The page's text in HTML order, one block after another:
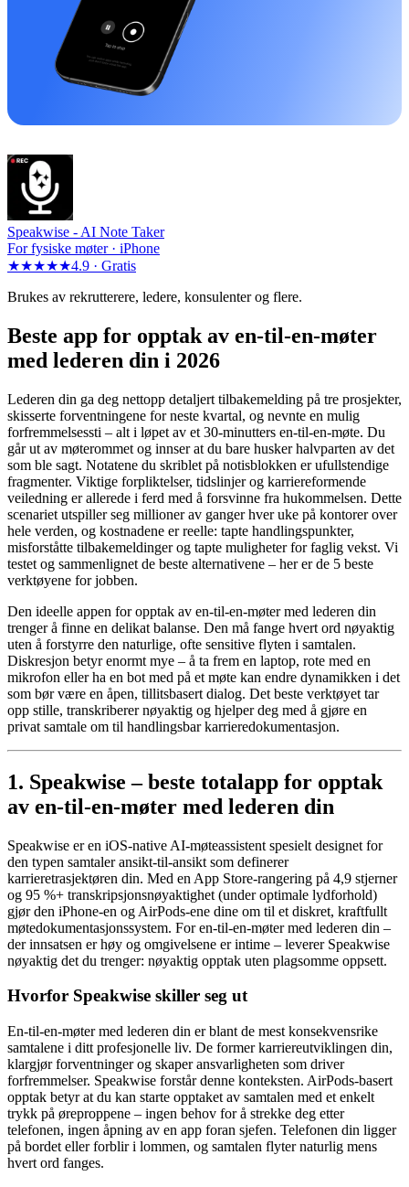
Speakwise - AI Note Taker
For fysiske møter · iPhone
★★★★★4.9 · Gratis
Brukes av rekrutterere, ledere, konsulenter og flere.
Beste app for opptak av en-til-en-møter
med lederen din i 2026
Lederen din ga deg nettopp detaljert tilbakemelding på tre prosjekter,
skisserte forventningene for neste kvartal, og nevnte en mulig
forfremmelsessti – alt i løpet av et 30-minutters en-til-en-møte. Du
går ut av møterommet og innser at du bare husker halvparten av det
som ble sagt. Notatene du skriblet på notisblokken er ufullstendige
fragmenter. Viktige forpliktelser, tidslinjer og karriereformende
veiledning er allerede i ferd med å forsvinne fra hukommelsen. Dette
scenariet utspiller seg millioner av ganger hver uke på kontorer over
hele verden, og kostnadene er reelle: tapte handlingspunkter,
misforståtte tilbakemeldinger og tapte muligheter for faglig vekst. Vi
testet og sammenlignet de beste alternativene – her er de 5 beste
verktøyene for jobben.
Den ideelle appen for opptak av en-til-en-møter med lederen din
trenger å finne en delikat balanse. Den må fange hvert ord nøyaktig
uten å forstyrre den naturlige, ofte sensitive flyten i samtalen.
Diskresjon betyr enormt mye – å ta frem en laptop, rote med en
mikrofon eller ha en bot med på et møte kan endre dynamikken i det
som bør være en åpen, tillitsbasert dialog. Det beste verktøyet tar
opp stille, transkriberer nøyaktig og hjelper deg med å gjøre en
privat samtale om til handlingsbar karrieredokumentasjon.
1. Speakwise – beste totalapp for opptak
av en-til-en-møter med lederen din
Speakwise er en iOS-native AI-møteassistent spesielt designet for
den typen samtaler ansikt-til-ansikt som definerer
karrieretrasjektøren din. Med en App Store-rangering på 4,9 stjerner
og 95 %+ transkripsjonsnøyaktighet (under optimale lydforhold)
gjør den iPhone-en og AirPods-ene dine om til et diskret, kraftfullt
møtedokumentasjonssystem. For en-til-en-møter med lederen din –
der innsatsen er høy og omgivelsene er intime – leverer Speakwise
nøyaktig det du trenger: nøyaktig opptak uten plagsomme oppsett.
Hvorfor Speakwise skiller seg ut
En-til-en-møter med lederen din er blant de mest konsekvensrike
samtalene i ditt profesjonelle liv. De former karriereutviklingen din,
klargjør forventninger og skaper ansvarligheten som driver
forfremmelser. Speakwise forstår denne konteksten. AirPods-basert
opptak betyr at du kan starte opptaket av samtalen med et enkelt
trykk på øreproppene – ingen behov for å strekke deg etter
telefonen, ingen åpning av en app foran sjefen. Telefonen din ligger
på bordet eller forblir i lommen, og samtalen flyter naturlig mens
hvert ord fanges.